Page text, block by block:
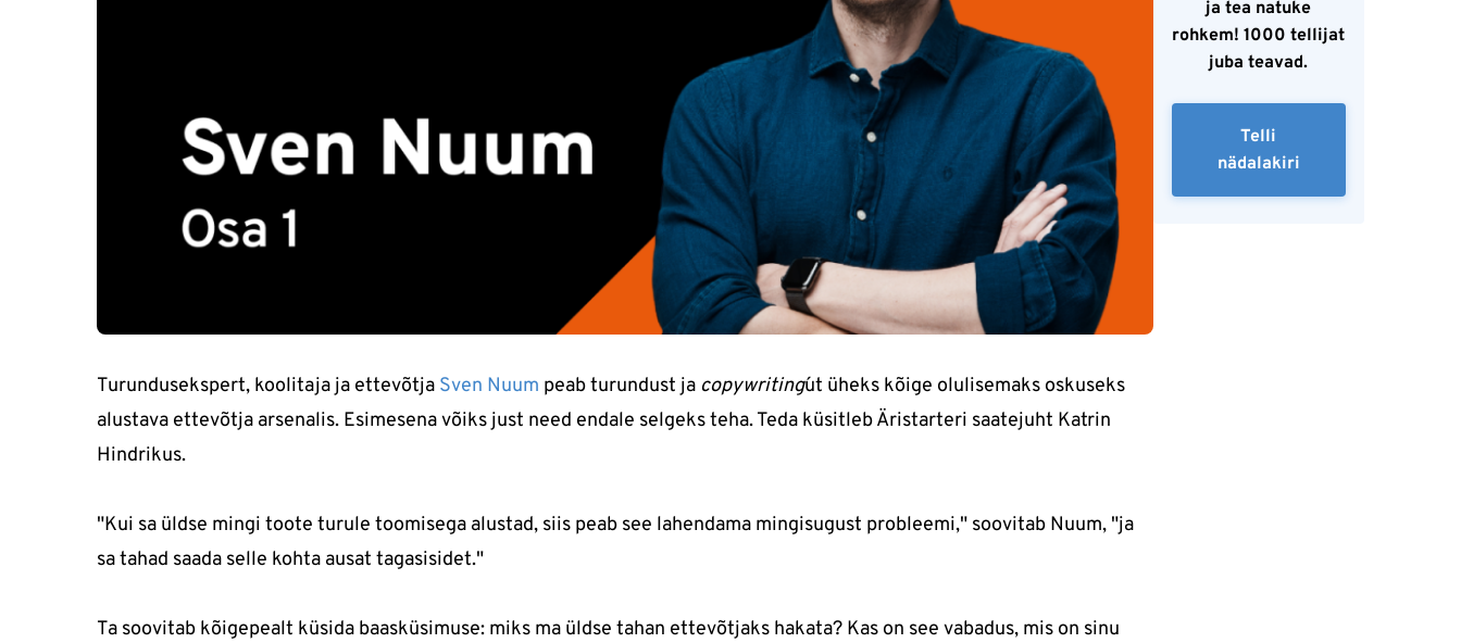
Turundusekspert, koolitaja ja ettevõtja Sven Nuum peab turundust ja copywriting´ut üheks kõige olulisemaks oskuseks
alustava ettevõtja arsenalis. Esimesena võiks just need endale selgeks teha. Teda küsitleb Äristarteri saatejuht Katrin
Hindrikus.
"Kui sa üldse mingi toote turule toomisega alustad, siis peab see lahendama mingisugust probleemi," soovitab Nuum, "ja
sa tahad saada selle kohta ausat tagasisidet."
Ta soovitab kõigepealt küsida baasküsimuse: miks ma üldse tahan ettevõtjaks hakata? Kas on see vabadus, mis on sinu
ja tea natuke
rohkem! 1000 tellijat
juba teavad.
Telli
nädalakiri